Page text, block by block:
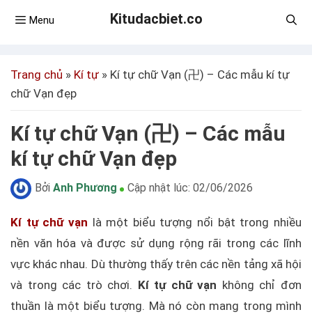
Kitudacbiet.co
Menu
Trang chủ » Kí tự » Kí tự chữ Vạn (卍) – Các mẫu kí tự
chữ Vạn đẹp
Kí tự chữ Vạn (卍) – Các mẫu
kí tự chữ Vạn đẹp
Bởi Anh Phương Cập nhật lúc: 02/06/2026
Kí tự chữ vạn là một biểu tượng nổi bật trong nhiều
nền văn hóa và được sử dụng rộng rãi trong các lĩnh
vực khác nhau. Dù thường thấy trên các nền tảng xã hội
và trong các trò chơi. Kí tự chữ vạn không chỉ đơn
thuần là một biểu tượng. Mà nó còn mang trong mình